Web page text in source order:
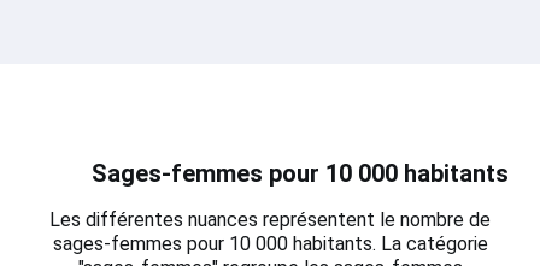
Sages-femmes pour 10 000 habitants
Les différentes nuances représentent le nombre de
sages-femmes pour 10 000 habitants. La catégorie